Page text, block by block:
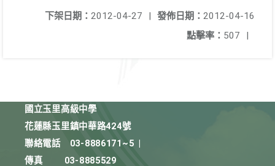
發佈日期： 2012-04-16
下架日期： 2012-04-27
|
點擊率： 507 |
國立玉里高級中學
花蓮縣玉里鎮中華路424號
聯絡電話
03-8886171~5
傳真
03-8885529